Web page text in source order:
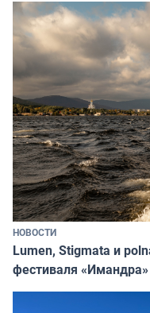
НОВОСТИ
Lumen, Stigmata и
фестиваля «Имандра»